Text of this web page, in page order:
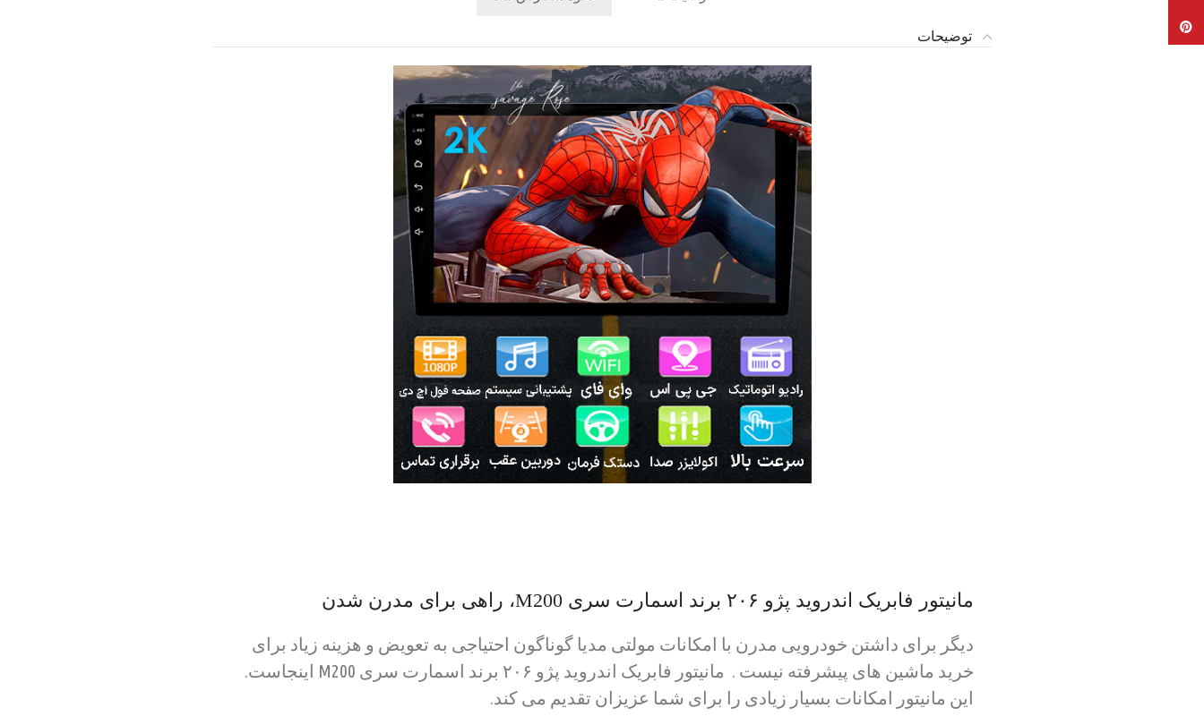
توضیحات
مانیتور فابریک اندروید پژو ۲۰۶ برند اسمارت سری M200، راهی برای مدرن شدن
دیگر برای داشتن خودرویی مدرن با امکانات مولتی مدیا گوناگون احتیاجی به تعویض و هزینه زیاد برای
خرید ماشین های پیشرفته نیست . مانیتور فابریک اندروید پژو ۲۰۶ برند اسمارت سری M200 اینجاست.
این مانیتور امکانات بسیار زیادی را برای شما عزیزان تقدیم می کند.